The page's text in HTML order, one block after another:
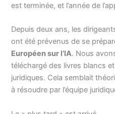
est terminée, et l’année de
Depuis deux ans, les
ont été prévenus de se
Européen sur l’IA. Nous
téléchargé des livres blancs
juridiques. Cela semblait
à résoudre par l’équipe